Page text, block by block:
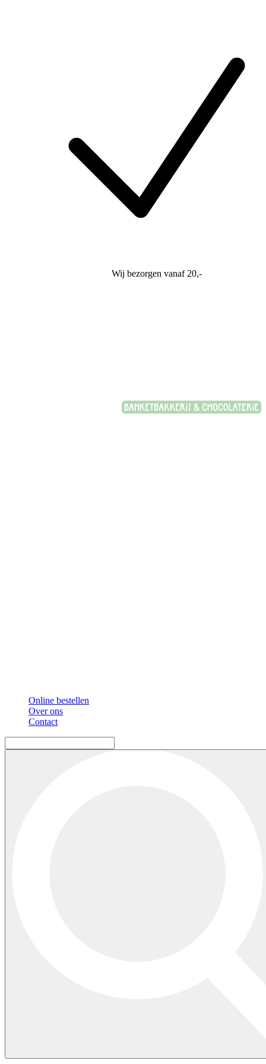
Wij bezorgen vanaf 20,-
Online bestellen
Over ons
Contact